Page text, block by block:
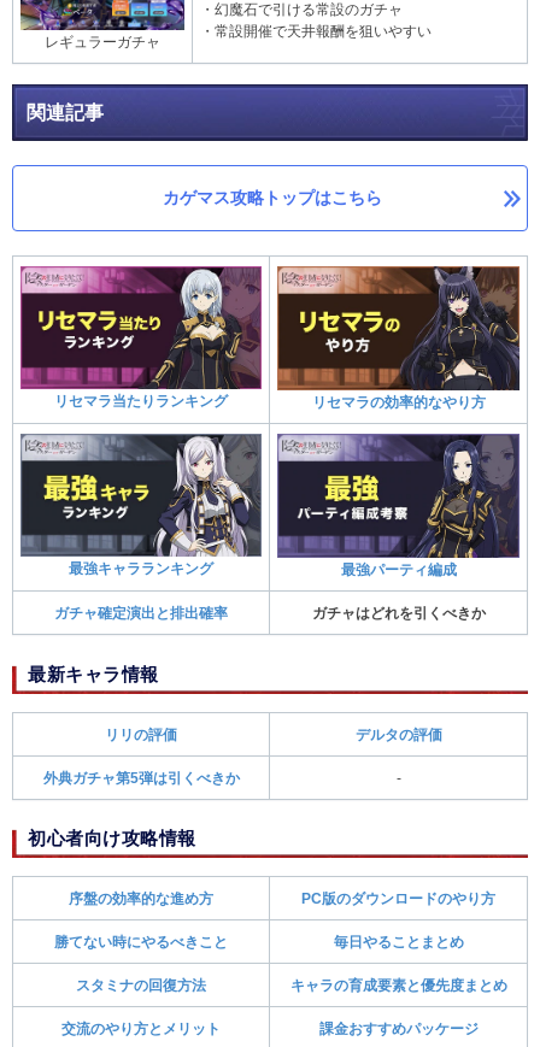
レギュラーガチャ
・幻魔石で引ける常設のガチャ
・常設開催で天井報酬を狙いやすい
関連記事
カゲマス攻略トップはこちら
リセマラ当たりランキング リセマラの効率的なやり方
最強キャラランキング 最強パーティ編成
ガチャ確定演出と排出確率 ガチャはどれを引くべきか
最新キャラ情報
リリの評価 デルタの評価
外典ガチャ第5弾は引くべきか -
初心者向け攻略情報
序盤の効率的な進め方 PC版のダウンロードのやり方
勝てない時にやるべきこと 毎日やることまとめ
スタミナの回復方法 キャラの育成要素と優先度まとめ
交流のやり方とメリット 課金おすすめパッケージ